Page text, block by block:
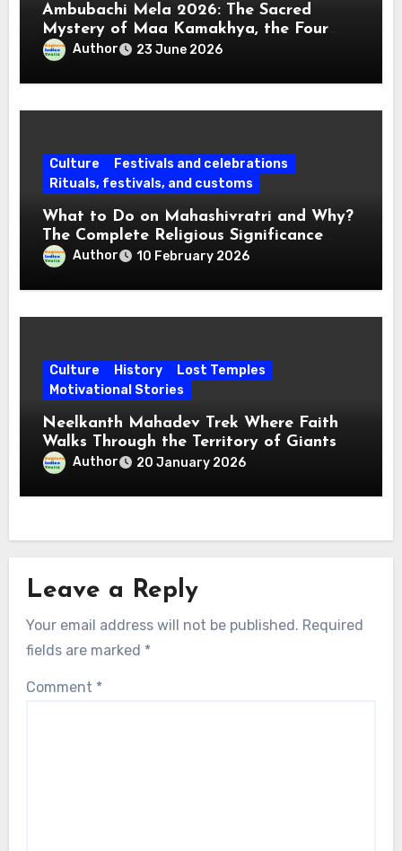
Ambubachi Mela 2026: The Sacred
Mystery of Maa Kamakhya, the Four
Divine Days and the Red Waters of the
Brahmaputra
Author 23 June 2026
Culture
Festivals and celebrations
Rituals, festivals, and customs
What to Do on Mahashivratri and Why?
The Complete Religious Significance
Connected with Traditions
Author 10 February 2026
Culture History
Lost Temples
Motivational Stories
Neelkanth Mahadev Trek Where Faith
Walks Through the Territory of Giants
Author 20 January 2026
Leave a Reply
Your email address will not be published. Required
fields are marked *
Comment *